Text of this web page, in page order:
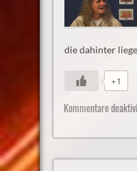
die dahinter
+1
Kommentare